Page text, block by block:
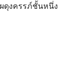
ดุงครรภ์ชั้นหนึ่ง